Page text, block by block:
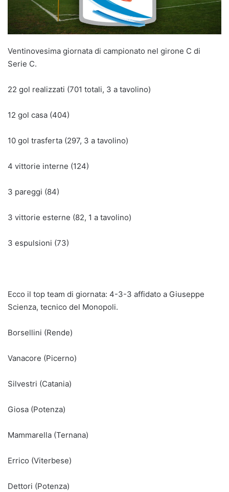
Ventinovesima giornata di campionato nel girone C di
Serie C.
22 gol realizzati (701 totali, 3 a tavolino)
12 gol casa (404)
10 gol trasferta (297, 3 a tavolino)
4 vittorie interne (124)
3 pareggi (84)
3 vittorie esterne (82, 1 a tavolino)
3 espulsioni (73)
Ecco il top team di giornata: 4-3-3 affidato a Giuseppe
Scienza, tecnico del Monopoli.
Borsellini (Rende)
Vanacore (Picerno)
Silvestri (Catania)
Giosa (Potenza)
Mammarella (Ternana)
Errico (Viterbese)
Dettori (Potenza)